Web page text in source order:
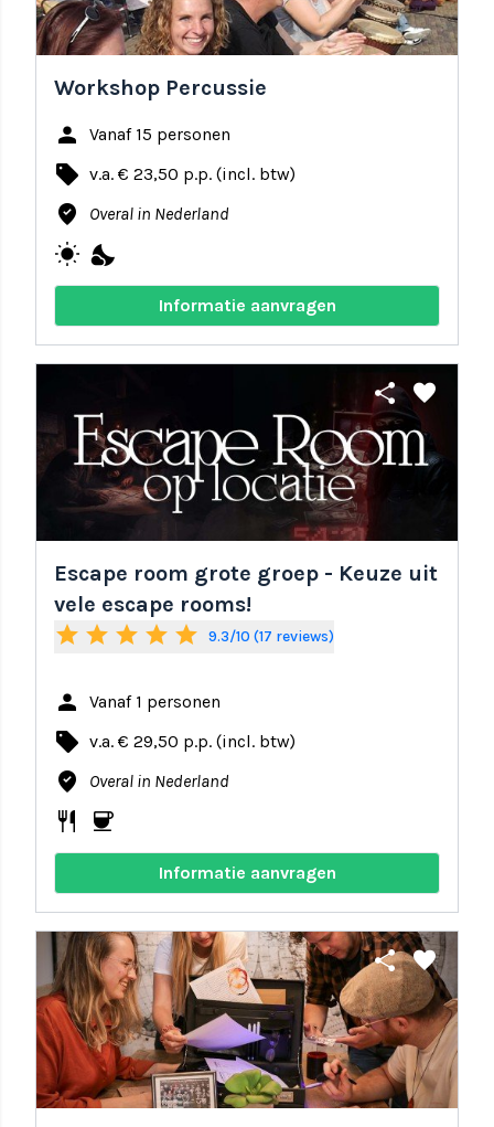
Workshop Percussie
person Vanaf 15 personen
local_offer v.a. € 23,50 p.p. (incl. btw)
where_to_vote Overal in Nederland
wb_sunny nights_stay
Informatie aanvragen
share favorite
Escape room grote groep - Keuze uit
vele escape rooms!
star star star star star 9.3/10 (17 reviews)
person Vanaf 1 personen
local_offer v.a. € 29,50 p.p. (incl. btw)
where_to_vote Overal in Nederland
restaurant coffee
Informatie aanvragen
share favorite